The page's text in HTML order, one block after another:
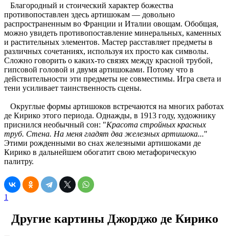
Благородный и стоический характер божества
противопоставлен здесь артишокам — довольно
распространенным во Франции и Италии овощам. Обобщая,
можно увидеть противопоставление минеральных, каменных
и растительных элементов. Мастер расставляет предметы в
различных сочетаниях, используя их просто как символы.
Сложно говорить о каких-то связях между красной трубой,
гипсовой головой и двумя артишоками. Потому что в
действительности эти предметы не совместимы. Игра света и
тени усиливает таинственность сцены.
Округлые формы артишоков встречаются на многих работах
де Кирико этого периода. Однажды, в 1913 году, художнику
приснился необычный сон: "Красота стройных красных
труб. Стена. На меня гладят два железных артишока..."
Этими рожденными во снах железными артишоками де
Кирико в дальнейшем обогатит свою метафорическую
палитру.
1
Другие картины Джорджо де Кирико